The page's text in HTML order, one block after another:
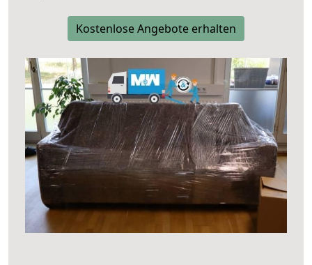
Kostenlose Angebote erhalten